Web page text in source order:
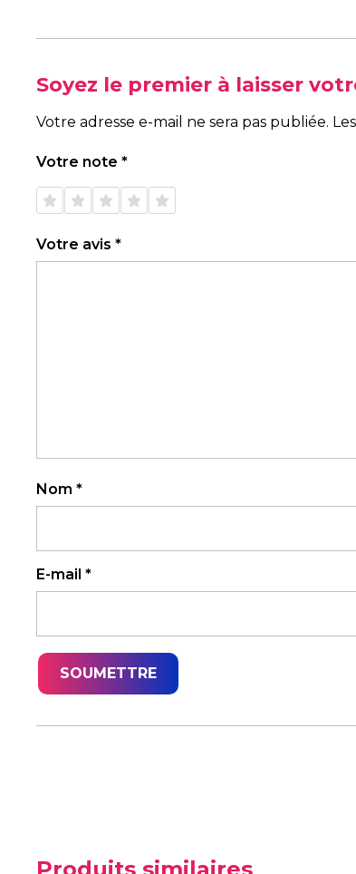
Soyez le premier à laisser
Votre adresse e-mail ne sera pas publiée.
Votre note *
1 étoile
sur 5
2 étoiles
sur 5
3 étoiles
sur 5
4 étoiles
sur 5
5 étoiles
sur 5
Votre avis *
Nom *
E-mail *